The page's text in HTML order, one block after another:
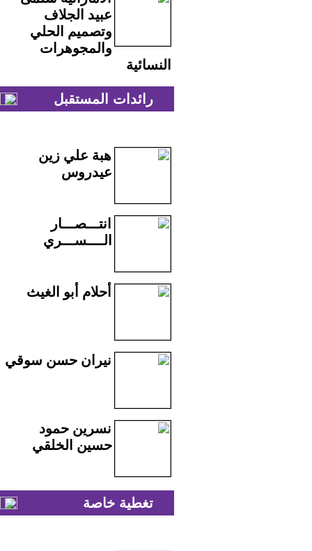
عبيد الجلاف
وتصميم الحلي
والمجوهرات
النسائية
رائدات المستقبل
هبة علي زين
عيدروس
انتـــصـــار
الــــســـري
أحلام أبو الغيث
نيران حسن سوقي
نسرين حمود
حسين الخلقي
تغطية خاصة